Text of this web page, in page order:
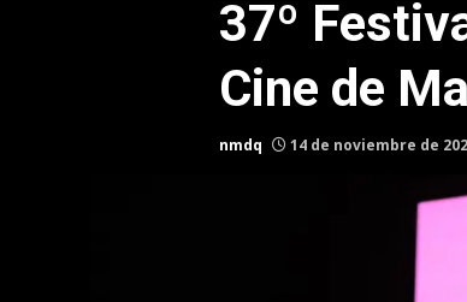
37º
Cine de
nmdq 14 de noviembre de